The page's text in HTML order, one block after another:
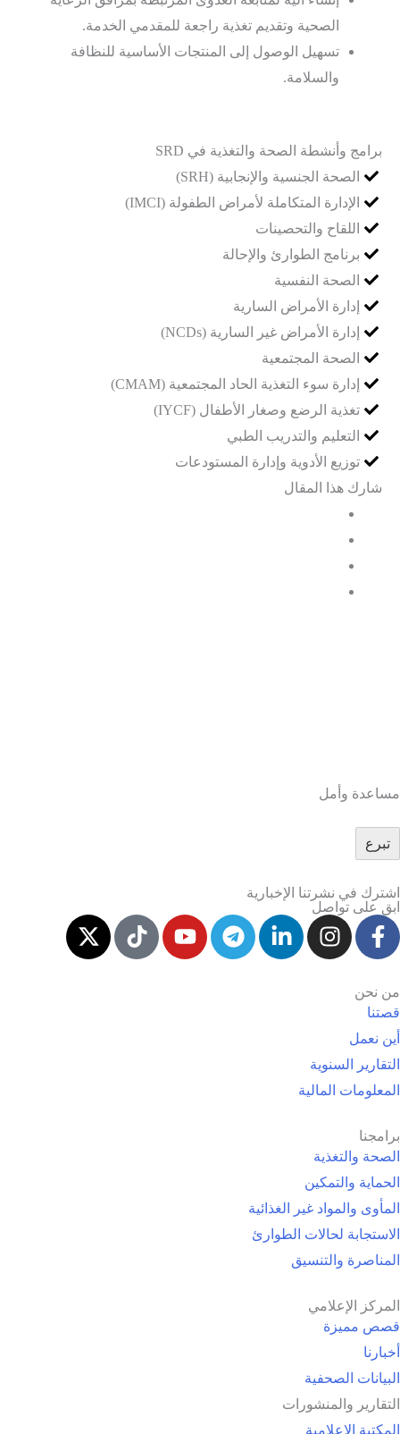
الصحية وتقديم تغذية راجعة للمقدمي الخدمة.
تسهيل الوصول إلى المنتجات الأساسية للنظافة
والسلامة.
برامج وأنشطة الصحة والتغذية في SRD
الصحة الجنسية والإنجابية (SRH)
الإدارة المتكاملة لأمراض الطفولة (IMCI)
اللقاح والتحصينات
برنامج الطوارئ والإحالة
الصحة النفسية
إدارة الأمراض السارية
إدارة الأمراض غير السارية (NCDs)
الصحة المجتمعية
إدارة سوء التغذية الحاد المجتمعية (CMAM)
تغذية الرضع وصغار الأطفال (IYCF)
التعليم والتدريب الطبي
توزيع الأدوية وإدارة المستودعات
شارك هذا المقال
مساعدة وأمل
تبرع
اشترك في نشرتنا الإخبارية
ابق على تواصل
من نحن
قصتنا
أين نعمل
التقارير السنوية
المعلومات المالية
برامجنا
الصحة والتغذية
الحماية والتمكين
المأوى والمواد غير الغذائية
الاستجابة لحالات الطوارئ
المناصرة والتنسيق
المركز الإعلامي
قصص مميزة
أخبارنا
البيانات الصحفية
التقارير والمنشورات
المكتبة الإعلامية